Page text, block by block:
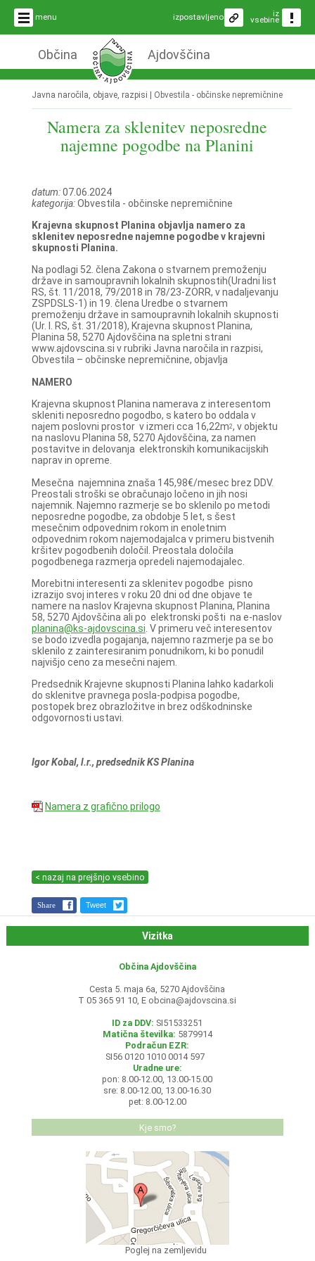
menu iz
vsebine
izpostavljeno
Občina Ajdovščina
Javna naročila, objave, razpisi | Obvestila - občinske nepremičnine
Namera za sklenitev neposredne
najemne pogodbe na Planini
datum:07.06.2024
kategorija:Obvestila - občinske nepremičnine
Krajevna skupnost Planina objavlja namero za
sklenitev neposredne najemne pogodbe v krajevni
skupnosti Planina.
Na podlagi 52. člena Zakona o stvarnem premoženju
države in samoupravnih lokalnih skupnostih(Uradni list
RS, št. 11/2018, 79/2018 in 78/23-ZORR, v nadaljevanju
ZSPDSLS-1) in 19. člena Uredbe o stvarnem
premoženju države in samoupravnih lokalnih skupnosti
(Ur. l. RS, št. 31/2018), Krajevna skupnost Planina,
Planina 58, 5270 Ajdovščina na spletni strani
www.ajdovscina.si v rubriki Javna naročila in razpisi,
Obvestila – občinske nepremičnine, objavlja
NAMERO
Krajevna skupnost Planina namerava z interesentom
skleniti neposredno pogodbo, s katero bo oddala v
najem poslovni prostor v izmeri cca 16,22m2, v objektu
na naslovu Planina 58, 5270 Ajdovščina, za namen
postavitve in delovanja elektronskih komunikacijskih
naprav in opreme.
Mesečna najemnina znaša 145,98€/mesec brez DDV.
Preostali stroški se obračunajo ločeno in jih nosi
najemnik. Najemno razmerje se bo sklenilo po metodi
neposredne pogodbe, za obdobje 5 let, s šest
mesečnim odpovednim rokom in enoletnim
odpovednim rokom najemodajalca v primeru bistvenih
kršitev pogodbenih določil. Preostala določila
pogodbenega razmerja opredeli najemodajalec.
Morebitni interesenti za sklenitev pogodbe pisno
izrazijo svoj interes v roku 20 dni od dne objave te
namere na naslov Krajevna skupnost Planina, Planina
58, 5270 Ajdovščina ali po elektronski pošti na e-naslov
planina@ks-ajdovscina.si . V primeru več interesentov
se bodo izvedla pogajanja, najemno razmerje pa se bo
sklenilo z zainteresiranim ponudnikom, ki bo ponudil
najvišjo ceno za mesečni najem.
Predsednik Krajevne skupnosti Planina lahko kadarkoli
do sklenitve pravnega posla-podpisa pogodbe,
postopek brez obrazložitve in brez odškodninske
odgovornosti ustavi.
Igor Kobal, l.r., predsednik KS Planina
Namera z grafično prilogo
< nazaj na prejšnjo vsebino
Share Tweet
Vizitka
Občina Ajdovščina
Cesta 5. maja 6a, 5270 Ajdovščina
T 05 365 91 10, E obcina@ajdovscina.si
ID za DDV: SI51533251
Matična številka: 5879914
Podračun EZR:
SI56 0120 1010 0014 597
Uradne ure:
pon: 8.00-12.00, 13.00-15.00
sre: 8.00-12.00, 13.00-16.30
pet: 8.00-12.00
Kje smo?
Poglej na zemljevidu